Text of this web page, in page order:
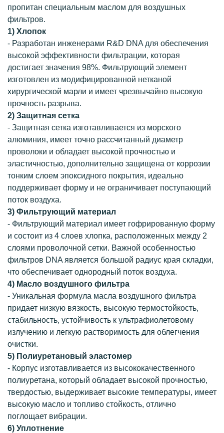
пропитан специальным маслом для воздушных
фильтров.
1) Хлопок
- Разработан инженерами R&D DNA для обеспечения
высокой эффективности фильтрации, которая
достигает значения 98%. Фильтрующий элемент
изготовлен из модифицированной нетканой
хирургической марли и имеет чрезвычайно высокую
прочность разрыва.
2) Защитная сетка
- Защитная сетка изготавливается из морского
алюминия, имеет точно рассчитанный диаметр
проволоки и обладает высокой прочностью и
эластичностью, дополнительно защищена от коррозии
тонким слоем эпоксидного покрытия, идеально
поддерживает форму и не ограничивает поступающий
поток воздуха.
3) Фильтрующий материал
- Фильтрующий материал имеет гофрированную форму
и состоит из 4 слоев хлопка, расположенных между 2
слоями проволочной сетки. Важной особенностью
фильтров DNA является большой радиус края складки,
что обеспечивает однородный поток воздуха.
4) Масло воздушного фильтра
- Уникальная формула масла воздушного фильтра
придает низкую вязкость, высокую термостойкость,
стабильность, устойчивость к ультрафиолетовому
излучению и легкую растворимость для облегчения
очистки.
5) Полиуретановый эластомер
- Корпус изготавливается из высококачественного
полиуретана, который обладает высокой прочностью,
твердостью, выдерживает высокие температуры, имеет
высокую масло и топливо стойкость, отлично
поглощает вибрации.
6) Уплотнение